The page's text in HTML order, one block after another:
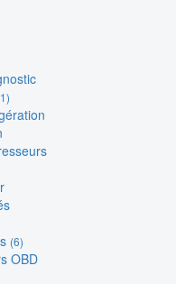
(6)
OBD